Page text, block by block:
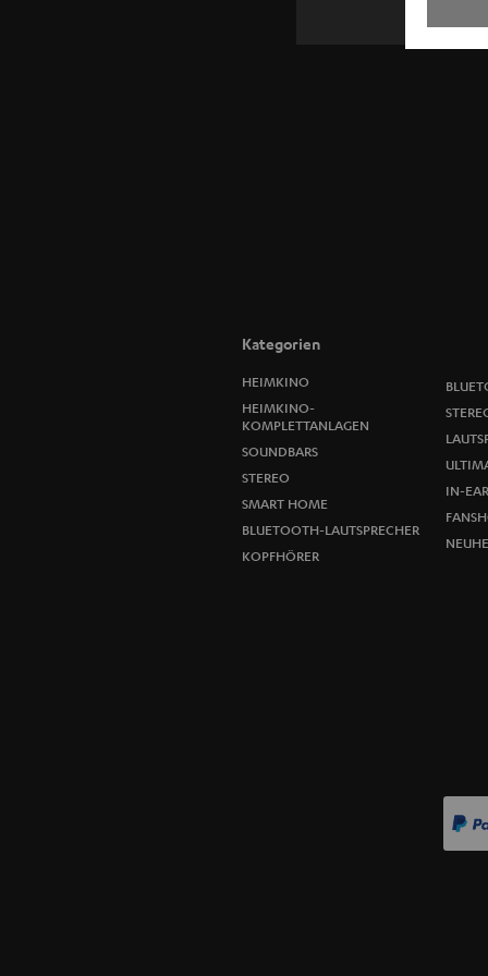
Kategorien
HEIMKINO
HEIMKINO-
KOMPLETTANLAGEN
SOUNDBARS
STEREO
SMART HOME
BLUETOOTH-LAUTSPRECHER
KOPFHÖRER
IN-